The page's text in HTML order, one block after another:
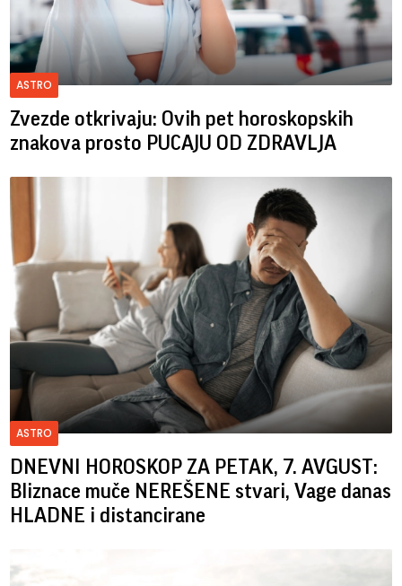
ASTRO
Zvezde otkrivaju: Ovih pet horoskopskih
znakova prosto PUCAJU OD ZDRAVLJA
ASTRO
DNEVNI HOROSKOP ZA PETAK, 7. AVGUST:
Bliznace muče NEREŠENE stvari, Vage danas
HLADNE i distancirane